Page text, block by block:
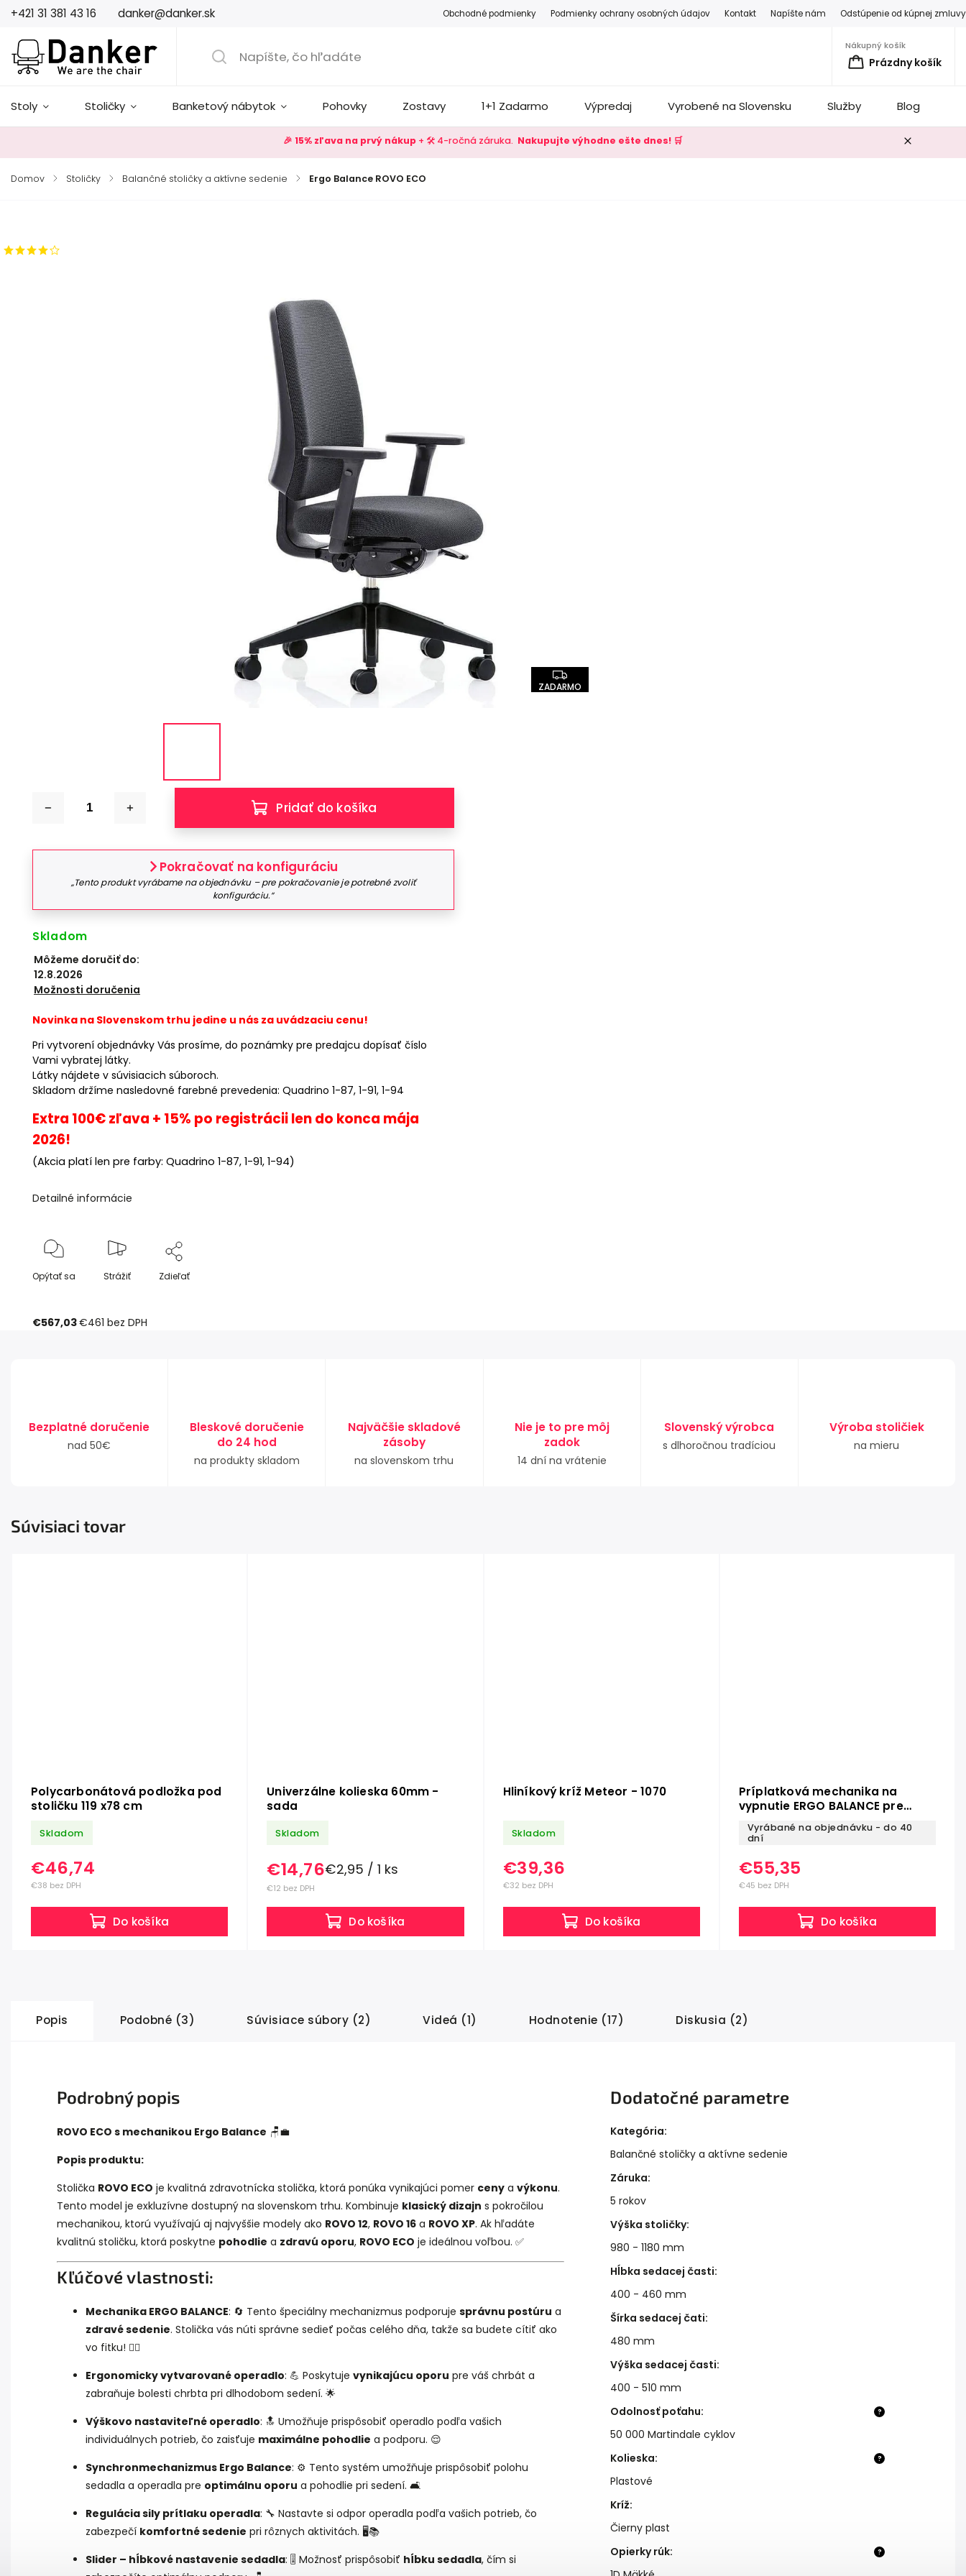
+421 31 381 43 16 danker@danker.sk Obchodné podmienky Podmienky ochrany osobných údajov Kontakt Napíšte nám Odstúpenie od kúpnej zmluvy
Nákupný košík
Prázdny košík
Stoly Stoličky Banketový nábytok Pohovky Zostavy 1+1 Zadarmo Výpredaj Vyrobené na Slovensku Služby Blog
🎉 15% zľava na prvý nákup + 🛠️ 4-ročná záruka. Nakupujte výhodne ešte dnes! 🛒
Domov / Stoličky / Balančné stoličky a aktívne sedenie / Ergo Balance ROVO ECO
ZADARMO
€567,03€461 bez DPH
Skladom
Môžeme doručiť do:
12.8.2026
Možnosti doručenia
Pokračovať na konfiguráciu
„Tento produkt vyrábame na objednávku – pre pokračovanie je potrebné zvoliť
konfiguráciu.“
Pridať do košíka
Novinka na Slovenskom trhu jedine u nás za uvádzaciu cenu!
Pri vytvorení objednávky Vás prosíme, do poznámky pre predajcu dopísať číslo
Vami vybratej látky.
Látky nájdete v súvisiacich súboroch.
Skladom držíme nasledovné farebné prevedenia: Quadrino 1-87, 1-91, 1-94
Extra 100€ zľava + 15% po registrácii len do konca mája
2026!
(Akcia platí len pre farby: Quadrino 1-87, 1-91, 1-94)
Detailné informácie
Opýtať sa Strážiť Zdieľať
Bezplatné doručenie
nad 50€
Bleskové doručenie
do 24 hod
na produkty skladom
Najväčšie skladové
zásoby
na slovenskom trhu
Nie je to pre môj
zadok
14 dní na vrátenie
Slovenský výrobca
s dlhoročnou tradíciou
Výroba stoličiek
na mieru
Súvisiaci tovar
Polycarbonátová podložka pod
stoličku 119 x78 cm
Skladom
€38 bez DPH
€46,74
Do košíka
Univerzálne kolieska 60mm -
sada
Skladom
€12 bez DPH
€14,76€2,95 / 1 ks
Do košíka
Hliníkový kríž Meteor - 1070
Skladom
€32 bez DPH
€39,36
Do košíka
Príplatková mechanika na
vypnutie ERGO BALANCE pre
stoličky ROVO
Vyrábané na objednávku - do 40
dní
€45 bez DPH
€55,35
Do košíka
Popis Podobné (3) Súvisiace súbory (2) Videá (1) Hodnotenie (17) Diskusia (2)
Podrobný popis
ROVO ECO s mechanikou Ergo Balance 🪑💼
Popis produktu:
Stolička ROVO ECO je kvalitná zdravotnícka stolička, ktorá ponúka vynikajúci pomer ceny a výkonu.
Tento model je exkluzívne dostupný na slovenskom trhu. Kombinuje klasický dizajn s pokročilou
mechanikou, ktorú využívajú aj najvyššie modely ako ROVO 12, ROVO 16 a ROVO XP. Ak hľadáte
kvalitnú stoličku, ktorá poskytne pohodlie a zdravú oporu, ROVO ECO je ideálnou voľbou. ✅
Kľúčové vlastnosti:
Mechanika ERGO BALANCE: 🔄 Tento špeciálny mechanizmus podporuje správnu postúru a
zdravé sedenie. Stolička vás núti správne sedieť počas celého dňa, takže sa budete cítiť ako
vo fitku! 🏋️‍♂️
Ergonomicky vytvarované operadlo: 💪 Poskytuje vynikajúcu oporu pre váš chrbát a
zabraňuje bolesti chrbta pri dlhodobom sedení. 🌟
Výškovo nastaviteľné operadlo: 🔝 Umožňuje prispôsobiť operadlo podľa vašich
individuálnych potrieb, čo zaisťuje maximálne pohodlie a podporu. 😌
Synchronmechanizmus Ergo Balance: ⚙️ Tento systém umožňuje prispôsobiť polohu
sedadla a operadla pre optimálnu oporu a pohodlie pri sedení. 🛋️
Regulácia sily prítlaku operadla: 🔧 Nastavte si odpor operadla podľa vašich potrieb, čo
zabezpečí komfortné sedenie pri rôznych aktivitách. 🖥️📚
Slider – hĺbkové nastavenie sedadla: 🎚️ Možnosť prispôsobiť hĺbku sedadla, čím si
Dodatočné parametre
Kategória:
Balančné stoličky a aktívne sedenie
Záruka:
5 rokov
Výška stoličky:
980 - 1180 mm
Hĺbka sedacej časti:
400 - 460 mm
Šírka sedacej čati:
480 mm
Výška sedacej časti:
400 - 510 mm
?
Odolnosť poťahu:
50 000 Martindale cyklov
?
Kolieska:
Plastové
Kríž:
Čierny plast
?
Opierky rúk: